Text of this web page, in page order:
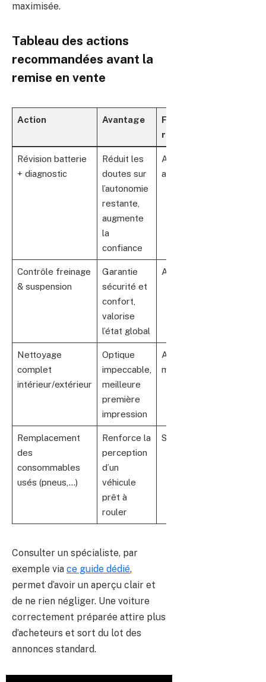
maximisée.
Tableau des actions
recommandées avant la
remise en vente
Action Avantage
Fréquence
recommandée
Révision batterie
+ diagnostic
Réduit les
doutes sur
l’autonomie
restante,
augmente
la
confiance
Annuel ou
avant revente
Contrôle freinage
& suspension
Garantie
sécurité et
confort,
valorise
l’état global
Annuel
Nettoyage
complet
intérieur/extérieur
Optique
impeccable,
meilleure
première
impression
Avant chaque
mise en vente
Remplacement
des
consommables
usés (pneus,…)
Renforce la
perception
d’un
véhicule
prêt à
rouler
Selon l’usure
Consulter un spécialiste, par
exemple via ce guide dédié,
permet d’avoir un aperçu clair et
de ne rien négliger. Une voiture
correctement préparée attire plus
d’acheteurs et sort du lot des
annonces standard.